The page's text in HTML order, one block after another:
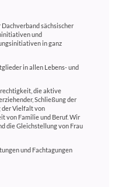
Dachverband sächsischer
und
in ganz
in allen Lebens- und
die aktive
Schließung der
der Vielfalt von
von Familie und Beruf. Wir
die Gleichstellung von Frau
und Fachtagungen